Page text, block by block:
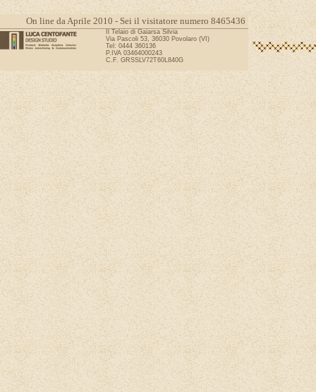
On line da Aprile 2010 - Sei il visitatore numero 8465436
Il Telaio di Gaiarsa Silvia
Via Pascoli 53, 36030 Povolaro (VI)
Tel: 0444 360136
P.IVA 03464000243
C.F. GRSSLV72T60L840G